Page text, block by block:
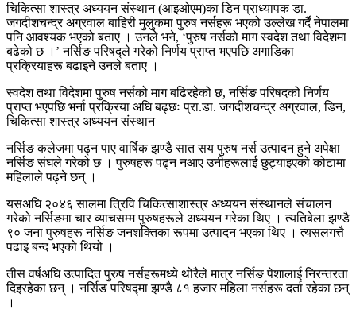
चिकित्सा शास्त्र अध्ययन संस्थान (आइओएम)का डिन प्राध्यापक डा.
जगदीशचन्द्र अग्रवाल बाहिरी मुलुकमा पुरुष नर्सहरू भएको उल्लेख गर्दै नेपालमा
पनि आवश्यक भएको बताए । उनले भने, ‘पुरुष नर्सको माग स्वदेश तथा विदेशमा
बढेको छ ।’ नर्सिङ परिषद्ले गरेको निर्णय प्राप्त भएपछि अगाडिका
प्रक्रियाहरू बढाइने उनले बताए ।
स्वदेश तथा विदेशमा पुरुष नर्सको माग बढिरहेको छ, नर्सिङ परिषदको निर्णय
प्राप्त भएपछि भर्ना प्रक्रिया अघि बढ्छः प्रा.डा. जगदीशचन्द्र अग्रवाल, डिन,
चिकित्सा शास्त्र अध्ययन संस्थान
नर्सिङ कलेजमा पढ्न पाए वार्षिक झण्डै सात सय पुरुष नर्स उत्पादन हुने अपेक्षा
नर्सिङ संघले गरेको छ । पुरुषहरू पढ्न नआए उनीहरूलाई छुट्याइएको कोटामा
महिलाले पढ्ने छन् ।
यसअघि २०४६ सालमा त्रिवि चिकित्साशास्त्र अध्ययन संस्थानले संचालन
गरेको नर्सिङमा चार व्याचसम्म पुरुषहरूले अध्ययन गरेका थिए । त्यतिबेला झण्डै
९० जना पुरुषहरू नर्सिङ जनशक्तिका रूपमा उत्पादन भएका थिए । त्यसलगत्तै
पढाइ बन्द भएको थियो ।
तीस वर्षअघि उत्पादित पुरुष नर्सहरूमध्ये थोरैले मात्र नर्सिङ पेशालाई निरन्तरता
दिइरहेका छन् । नर्सिङ परिषद्मा झण्डै ८१ हजार महिला नर्सहरू दर्ता रहेका छन्
।